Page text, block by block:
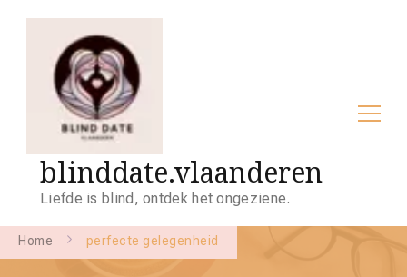
blinddate.vlaanderen
Liefde is blind, ontdek het ongeziene.
Home perfecte gelegenheid